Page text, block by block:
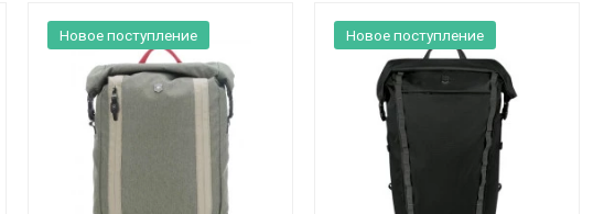
Новое поступление Новое поступление